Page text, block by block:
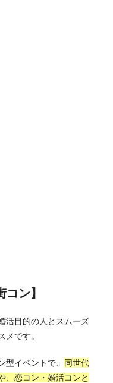
ン】
活目的の人とスムーズ
メです。
イベントで、 同世代
、恋コン・婚活コンと